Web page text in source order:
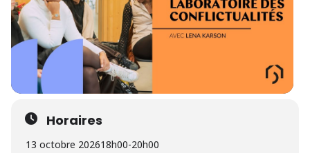
Horaires
13 octobre 202618h00-20h00